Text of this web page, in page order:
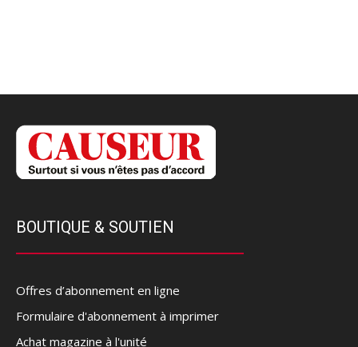
BOUTIQUE & SOUTIEN
Offres d’abonnement en ligne
Formulaire d'abonnement à imprimer
Achat magazine à l'unité